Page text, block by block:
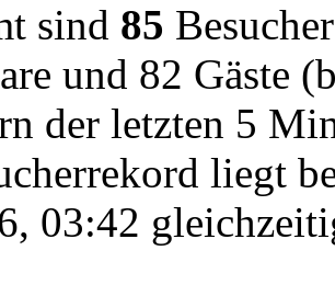
sind 85
und 82 Gäste
der letzten 5
liegt
03:42